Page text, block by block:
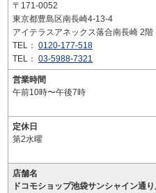
〒171-0052
東京都豊島区南長崎4-13-4
アイテラスアネックス落合南長崎 2階
TEL： 0120-177-518
TEL： 03-5988-7321
営業時間
午前10時〜午後7時
定休日
第2水曜
店舗名
ドコモショップ池袋サンシャイン通